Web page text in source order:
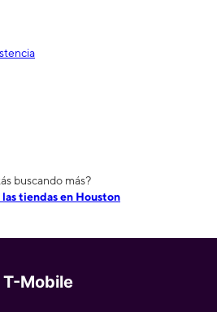
buscando más?
tiendas en Houston